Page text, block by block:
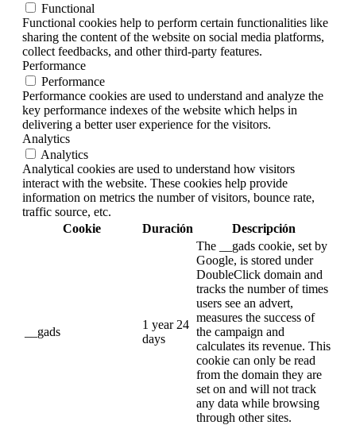
Functional
Functional cookies help to perform certain functionalities like
sharing the content of the website on social media platforms,
collect feedbacks, and other third-party features.
Performance
Performance
Performance cookies are used to understand and analyze the
key performance indexes of the website which helps in
delivering a better user experience for the visitors.
Analytics
Analytics
Analytical cookies are used to understand how visitors
interact with the website. These cookies help provide
information on metrics the number of visitors, bounce rate,
traffic source, etc.
Cookie
Duración Descripción
__gads
1 year 24
days
The __gads cookie, set by
Google, is stored under
DoubleClick domain and
tracks the number of times
users see an advert,
measures the success of
the campaign and
calculates its revenue. This
cookie can only be read
from the domain they are
set on and will not track
any data while browsing
through other sites.